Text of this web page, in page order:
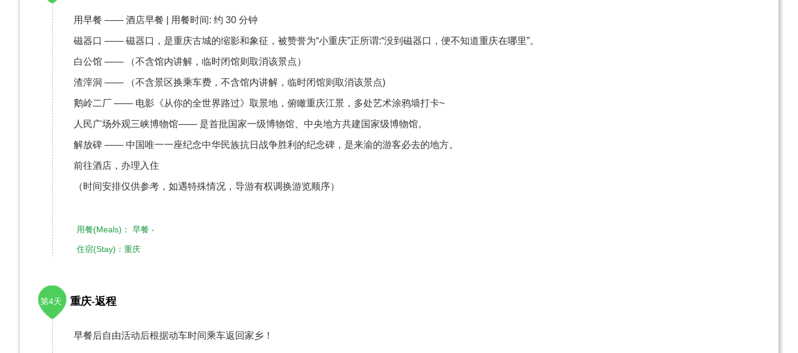
用早餐 —— 酒店早餐 | 用餐时间: 约 30 分钟
磁器口 —— 磁器口，是重庆古城的缩影和象征，被赞誉为“小重庆”正所谓:“没到磁器口，便不知道重庆在哪里”。
白公馆 —— （不含馆内讲解，临时闭馆则取消该景点）
渣滓洞 —— （不含景区换乘车费，不含馆内讲解，临时闭馆则取消该景点)
鹅岭二厂 —— 电影《从你的全世界路过》取景地，俯瞰重庆江景，多处艺术涂鸦墙打卡~
人民广场外观三峡博物馆—— 是首批国家一级博物馆、中央地方共建国家级博物馆。
解放碑 —— 中国唯一一座纪念中华民族抗日战争胜利的纪念碑，是来渝的游客必去的地方。
前往酒店，办理入住
（时间安排仅供参考，如遇特殊情况，导游有权调换游览顺序）
用餐(Meals)： 早餐 -
住宿(Stay)：重庆
第4天 重庆-返程
​早餐后自由活动后根据动车时间乘车返回家乡！